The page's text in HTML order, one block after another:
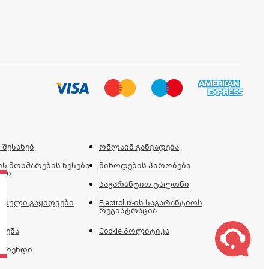
ონლაინ განვადება
მოხმარების წესები მიწოდების პირობები
საგარანტიო ტალონი
გაყიდვები Electrolux-ის საგარანტიოს
რეგისტრაცია
Cookie პოლიტიკა